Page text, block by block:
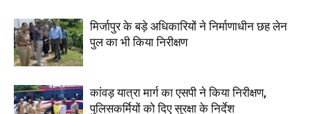
मिर्जापुर के बड़े अधिकारियों ने निर्माणाधीन छह लेन
पुल का भी किया निरीक्षण
कांवड़ यात्रा मार्ग का एसपी ने किया निरीक्षण,
पुलिसकर्मियों को दिए सुरक्षा के निर्देश